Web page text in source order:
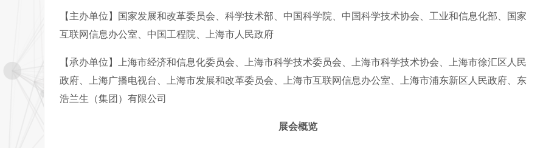
【主办单位】国家发展和改革委员会、科学技术部、中国科学院、中国科学技术协会、工业和信息化部、国家
互联网信息办公室、中国工程院、上海市人民政府
【承办单位】上海市经济和信息化委员会、上海市科学技术委员会、上海市科学技术协会、上海市徐汇区人民
政府、上海广播电视台、上海市发展和改革委员会、上海市互联网信息办公室、上海市浦东新区人民政府、东
浩兰生（集团）有限公司
展会概览